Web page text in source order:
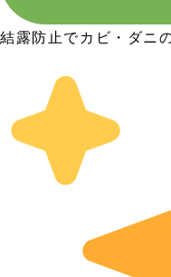
結露防止でカビ・ダニ